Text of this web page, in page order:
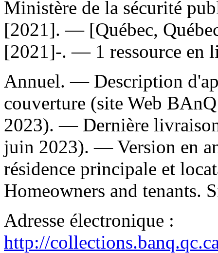
Ministère de la sécurité
[2021]. — [Québec,
[2021]-. — 1 ressource en
Annuel. — Description
couverture (site Web
2023). — Dernière
juin 2023). —Version en
résidence principale et
Homeowners and tenants.
Adresse électronique :
http://